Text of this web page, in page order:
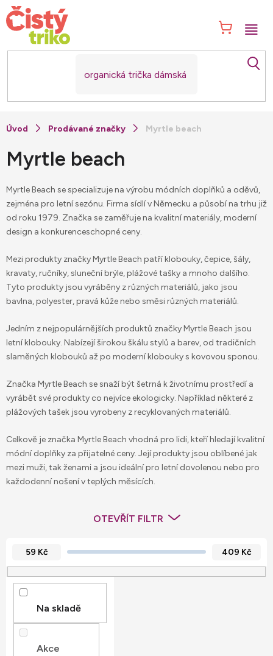
Přejít
na
obsah
Prodávané značky Myrtle beach
Myrtle beach
Myrtle Beach se specializuje na výrobu módních doplňků a oděvů,
zejména pro letní sezónu. Firma sídlí v Německu a působí na trhu již
od roku 1979. Značka se zaměřuje na kvalitní materiály, moderní
design a konkurenceschopné ceny.
Mezi produkty značky Myrtle Beach patří klobouky, čepice, šály,
kravaty, ručníky, sluneční brýle, plážové tašky a mnoho dalšího.
Tyto produkty jsou vyráběny z různých materiálů, jako jsou
bavlna, polyester, pravá kůže nebo směsi různých materiálů.
Jedním z nejpopulárnějších produktů značky Myrtle Beach jsou
letní klobouky. Nabízejí širokou škálu stylů a barev, od tradičních
slaměných klobouků až po moderní klobouky s kovovou sponou.
Značka Myrtle Beach se snaží být šetrná k životnímu prostředí a
vyrábět své produkty co nejvíce ekologicky. Například některé z
plážových tašek jsou vyrobeny z recyklovaných materiálů.
Celkově je značka Myrtle Beach vhodná pro lidi, kteří hledají kvalitní
módní doplňky za přijatelné ceny. Její produkty jsou oblíbené jak
mezi muži, tak ženami a jsou ideální pro letní dovolenou nebo pro
každodenní nošení v teplých měsících.
OTEVŘÍT FILTR
59 Kč 409 Kč
Na skladě
Akce